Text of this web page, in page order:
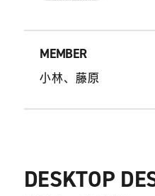
MEMBER
小林、藤原
DESKTOP